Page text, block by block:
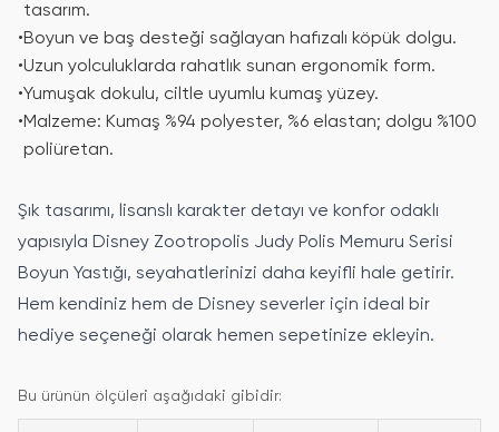
tasarım.
•Boyun ve baş desteği sağlayan hafızalı köpük dolgu.
•Uzun yolculuklarda rahatlık sunan ergonomik form.
•Yumuşak dokulu, ciltle uyumlu kumaş yüzey.
•Malzeme: Kumaş %94 polyester, %6 elastan; dolgu %100
poliüretan.
Şık tasarımı, lisanslı karakter detayı ve konfor odaklı
yapısıyla Disney Zootropolis Judy Polis Memuru Serisi
Boyun Yastığı, seyahatlerinizi daha keyifli hale getirir.
Hem kendiniz hem de Disney severler için ideal bir
hediye seçeneği olarak hemen sepetinize ekleyin.
Bu ürünün ölçüleri aşağıdaki gibidir: